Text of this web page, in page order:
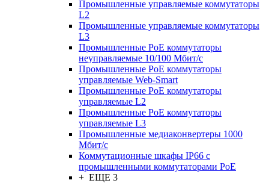
Промышленные управляемые коммутаторы
L2
Промышленные управляемые коммутаторы
L3
Промышленные PoE коммутаторы
неуправляемые 10/100 Мбит/с
Промышленные PoE коммутаторы
управляемые Web-Smart
Промышленные PoE коммутаторы
управляемые L2
Промышленные PoE коммутаторы
управляемые L3
Промышленные медиаконвертеры 1000
Мбит/с
Коммутационные шкафы IP66 c
промышленными коммутаторами PoE
+ ЕЩЕ 3